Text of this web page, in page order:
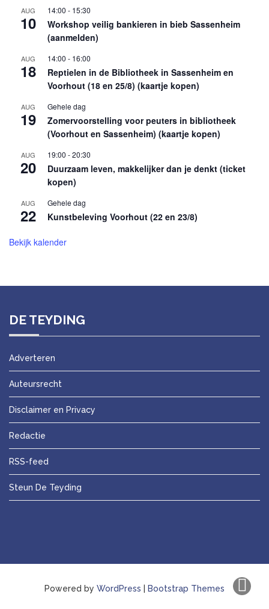
AUG
10
14:00 - 15:30
Workshop veilig bankieren in bieb Sassenheim
(aanmelden)
AUG
18
14:00 - 16:00
Reptielen in de Bibliotheek in Sassenheim en
Voorhout (18 en 25/8) (kaartje kopen)
AUG
19
Gehele dag
Zomervoorstelling voor peuters in bibliotheek
(Voorhout en Sassenheim) (kaartje kopen)
AUG
20
19:00 -20:30
Duurzaam leven, makkelijker dan je denkt (ticket
kopen)
AUG
22
Gehele dag
Kunstbeleving Voorhout (22 en 23/8)
Bekijk kalender
DE TEYDING
Adverteren
Auteursrecht
Disclaimer en Privacy
Redactie
RSS-feed
Steun De Teyding
Powered by WordPress Bootstrap Themes